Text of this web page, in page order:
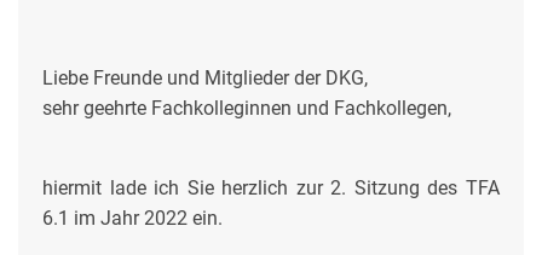
Liebe Freunde und Mitglieder der DKG,
sehr geehrte Fachkolleginnen und Fachkollegen,
hiermit lade ich Sie herzlich zur 2. Sitzung des TFA
6.1 im Jahr 2022 ein.